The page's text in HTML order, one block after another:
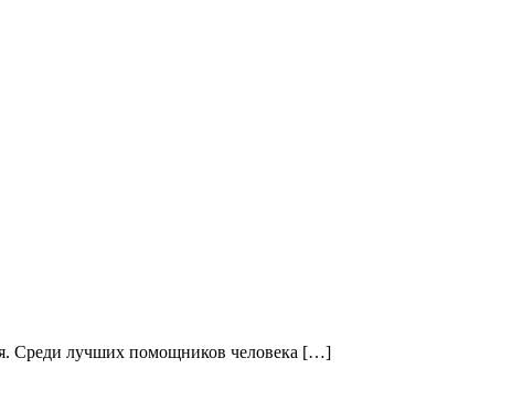
Среди лучших помощников человека […]